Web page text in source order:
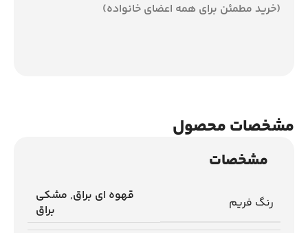
(خرید مطمئن برای همه اعضای خانواده)
مشخصات محصول
مشخصات
رنگ فریم قهوه ای براق, مشکی
براق